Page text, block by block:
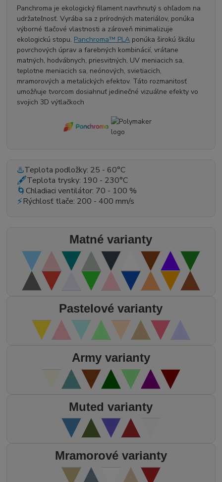
Panchroma je ekologický filament navrhnutý s ohľadom na
udržateľnosť. Vyrába sa z prírodných materiálov, ponúka
výborné tlačové vlastnosti a zároveň minimalizuje
ekologickú stopu. Panchroma™ PLA ponúka širokú škálu
povrchových úprav a farebných kombinácií, vrátane
matných, hodvábnych, priesvitných, UV meniacich sa,
teplotne meniacich sa, neónových, svietiacich,
mramorových a metalických efektov. Táto rozmanitosť
umožňuje tvorcom dosiahnuť jedinečné vizuálne efekty vo
svojich 3D výtlačkoch
♨️Teplota podložky: 25 - 60°C
🖋️Teplota trysky: 190 - 230°C
🌀 Chladiaci ventilátor: 70 - 100 %
⚡Rýchlosť tlače: 200 - 400 mm/s
Matné varianty
Pastelové varianty
Army varianty
Muted varianty
Mramorové varianty